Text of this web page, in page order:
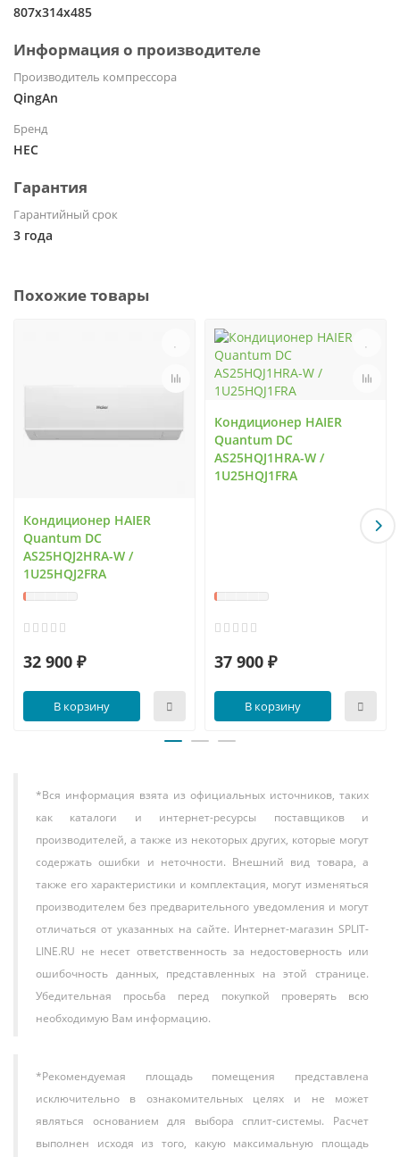
807x314x485
Информация о производителе
Производитель компрессора
QingAn
Бренд
HEC
Гарантия
Гарантийный срок
3 года
Похожие товары
Кондиционер HAIER
Quantum DC
AS25HQJ2HRA-W /
1U25HQJ2FRA
32 900 ₽
В корзину
Кондиционер HAIER
Quantum DC
AS25HQJ1HRA-W /
1U25HQJ1FRA
37 900 ₽
В корзину
*Вся информация взята из официальных источников, таких
как каталоги и интернет-ресурсы поставщиков и
производителей, а также из некоторых других, которые могут
содержать ошибки и неточности. Внешний вид товара, а
также его характеристики и комплектация, могут изменяться
производителем без предварительного уведомления и могут
отличаться от указанных на сайте. Интернет-магазин SPLIT-
LINE.RU не несет ответственность за недостоверность или
ошибочность данных, представленных на этой странице.
Убедительная просьба перед покупкой проверять всю
необходимую Вам информацию.
*Рекомендуемая площадь помещения представлена
исключительно в ознакомительных целях и не может
являться основанием для выбора сплит-системы. Расчет
выполнен исходя из того, какую максимальную площадь